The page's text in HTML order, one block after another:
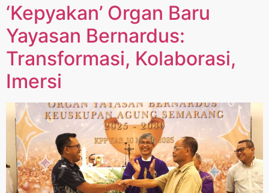
‘Kepyakan’ Organ Baru
Yayasan Bernardus:
Transformasi, Kolaborasi,
Imersi